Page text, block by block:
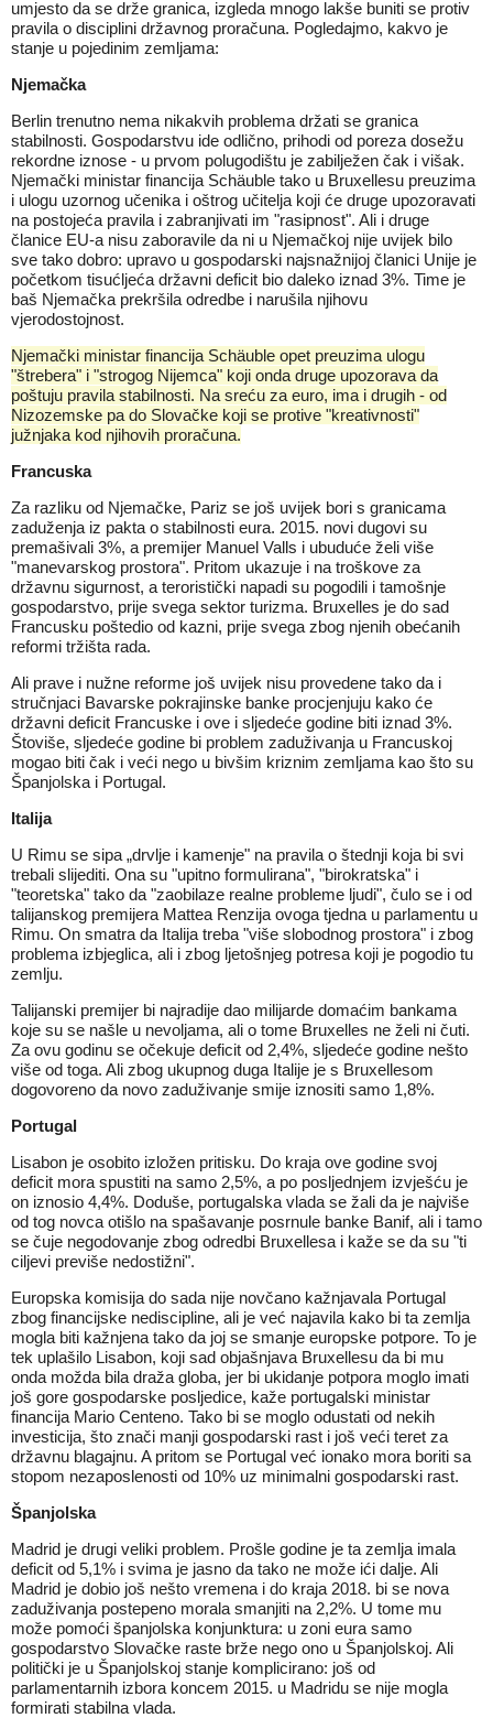
umjesto da se drže granica, izgleda mnogo lakše buniti se protiv
pravila o disciplini državnog proračuna. Pogledajmo, kakvo je
stanje u pojedinim zemljama:
Njemačka
Berlin trenutno nema nikakvih problema držati se granica
stabilnosti. Gospodarstvu ide odlično, prihodi od poreza dosežu
rekordne iznose - u prvom polugodištu je zabilježen čak i višak.
Njemački ministar financija Schäuble tako u Bruxellesu preuzima
i ulogu uzornog učenika i oštrog učitelja koji će druge upozoravati
na postojeća pravila i zabranjivati im "rasipnost". Ali i druge
članice EU-a nisu zaboravile da ni u Njemačkoj nije uvijek bilo
sve tako dobro: upravo u gospodarski najsnažnijoj članici Unije je
početkom tisućljeća državni deficit bio daleko iznad 3%. Time je
baš Njemačka prekršila odredbe i narušila njihovu
vjerodostojnost.
Njemački ministar financija Schäuble opet preuzima ulogu
"štrebera" i "strogog Nijemca" koji onda druge upozorava da
poštuju pravila stabilnosti. Na sreću za euro, ima i drugih - od
Nizozemske pa do Slovačke koji se protive "kreativnosti"
južnjaka kod njihovih proračuna.
Francuska
Za razliku od Njemačke, Pariz se još uvijek bori s granicama
zaduženja iz pakta o stabilnosti eura. 2015. novi dugovi su
premašivali 3%, a premijer Manuel Valls i ubuduće želi više
"manevarskog prostora". Pritom ukazuje i na troškove za
državnu sigurnost, a teroristički napadi su pogodili i tamošnje
gospodarstvo, prije svega sektor turizma. Bruxelles je do sad
Francusku poštedio od kazni, prije svega zbog njenih obećanih
reformi tržišta rada.
Ali prave i nužne reforme još uvijek nisu provedene tako da i
stručnjaci Bavarske pokrajinske banke procjenjuju kako će
državni deficit Francuske i ove i sljedeće godine biti iznad 3%.
Štoviše, sljedeće godine bi problem zaduživanja u Francuskoj
mogao biti čak i veći nego u bivšim kriznim zemljama kao što su
Španjolska i Portugal.
Italija
U Rimu se sipa „drvlje i kamenje" na pravila o štednji koja bi svi
trebali slijediti. Ona su "upitno formulirana", "birokratska" i
"teoretska" tako da "zaobilaze realne probleme ljudi", čulo se i od
talijanskog premijera Mattea Renzija ovoga tjedna u parlamentu u
Rimu. On smatra da Italija treba "više slobodnog prostora" i zbog
problema izbjeglica, ali i zbog ljetošnjeg potresa koji je pogodio tu
zemlju.
Talijanski premijer bi najradije dao milijarde domaćim bankama
koje su se našle u nevoljama, ali o tome Bruxelles ne želi ni čuti.
Za ovu godinu se očekuje deficit od 2,4%, sljedeće godine nešto
više od toga. Ali zbog ukupnog duga Italije je s Bruxellesom
dogovoreno da novo zaduživanje smije iznositi samo 1,8%.
Portugal
Lisabon je osobito izložen pritisku. Do kraja ove godine svoj
deficit mora spustiti na samo 2,5%, a po posljednjem izvješću je
on iznosio 4,4%. Doduše, portugalska vlada se žali da je najviše
od tog novca otišlo na spašavanje posrnule banke Banif, ali i tamo
se čuje negodovanje zbog odredbi Bruxellesa i kaže se da su "ti
ciljevi previše nedostižni".
Europska komisija do sada nije novčano kažnjavala Portugal
zbog financijske nediscipline, ali je već najavila kako bi ta zemlja
mogla biti kažnjena tako da joj se smanje europske potpore. To je
tek uplašilo Lisabon, koji sad objašnjava Bruxellesu da bi mu
onda možda bila draža globa, jer bi ukidanje potpora moglo imati
još gore gospodarske posljedice, kaže portugalski ministar
financija Mario Centeno. Tako bi se moglo odustati od nekih
investicija, što znači manji gospodarski rast i još veći teret za
državnu blagajnu. A pritom se Portugal već ionako mora boriti sa
stopom nezaposlenosti od 10% uz minimalni gospodarski rast.
Španjolska
Madrid je drugi veliki problem. Prošle godine je ta zemlja imala
deficit od 5,1% i svima je jasno da tako ne može ići dalje. Ali
Madrid je dobio još nešto vremena i do kraja 2018. bi se nova
zaduživanja postepeno morala smanjiti na 2,2%. U tome mu
može pomoći španjolska konjunktura: u zoni eura samo
gospodarstvo Slovačke raste brže nego ono u Španjolskoj. Ali
politički je u Španjolskoj stanje komplicirano: još od
parlamentarnih izbora koncem 2015. u Madridu se nije mogla
formirati stabilna vlada.